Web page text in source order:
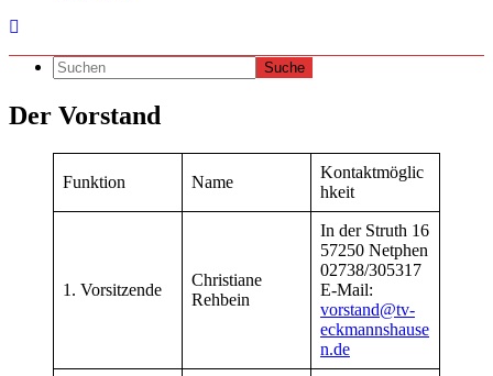
Der Vorstand
Funktion Name
Kontaktmöglic
hkeit
1. Vorsitzende
Christiane
Rehbein
In der Struth 16
57250 Netphen
02738/305317
E-Mail:
vorstand@tv-
eckmannshause
n.de